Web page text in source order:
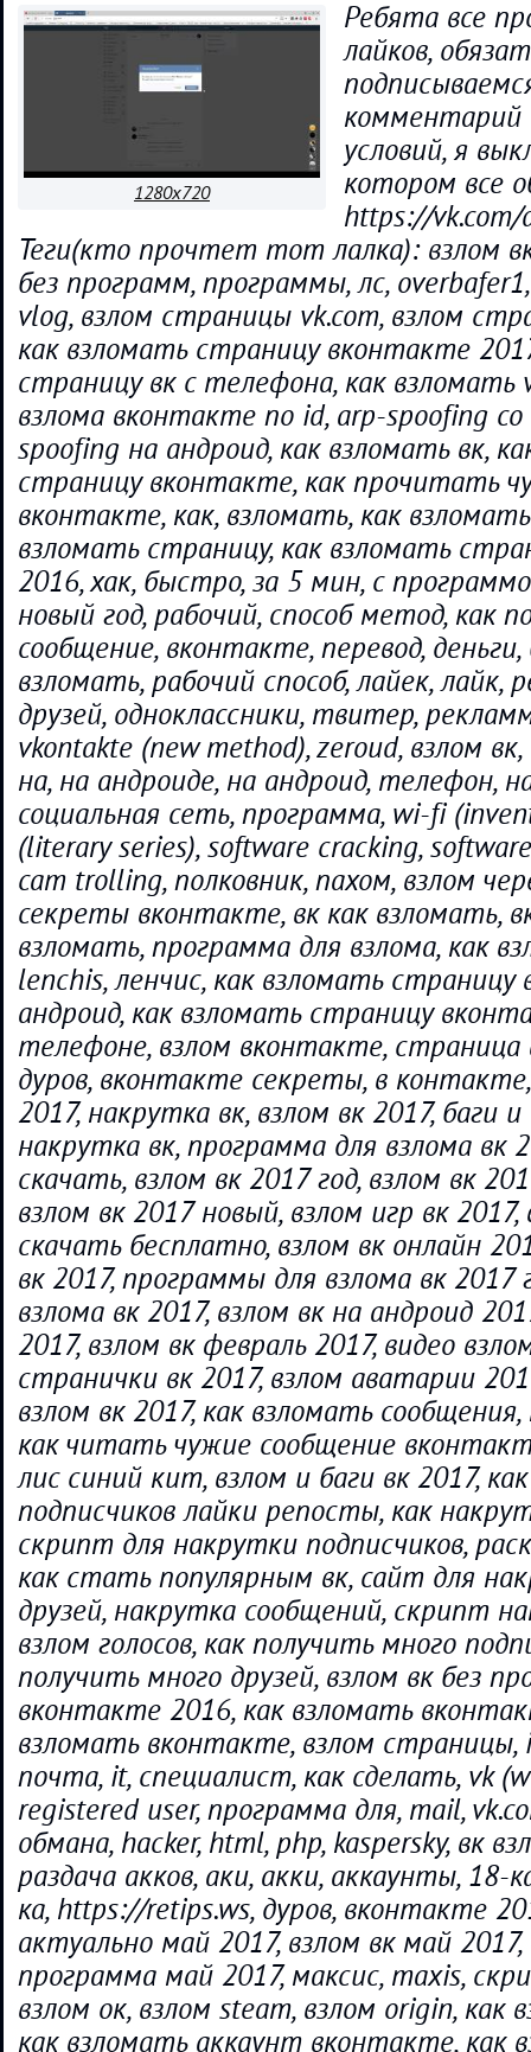
1280x720
Ребята все
лайков,
условий, я
котором все
https://vk.com/
Теги(кто прочтет тот лалка): взлом вк,
без программ, программы, лс, overbafer1,
vlog, взлом страницы vk.com, взлом
как взломать страницу вконтакте
страницу вк с телефона, как взломать
взлома вконтакте по id, arp-spoofing
spoofing на андроид, как взломать вк,
страницу вконтакте, как прочитать
вконтакте, как, взломать, как
взломать страницу, как взломать
2016, хак, быстро, за 5 мин, с
новый год, рабочий, способ метод, как
сообщение, вконтакте, перевод,
взломать, рабочий способ, лайек, лайк,
друзей, одноклассники, твитер,
vkontakte (new method), zeroud, взлом
на, на андроиде, на андроид, телефон,
социальная сеть, программа, wi-fi
(literary series), software cracking,
cam trolling, полковник, пахом, взлом
секреты вконтакте, вк как взломать,
взломать, программа для взлома, как
lenchis, ленчис, как взломать
андроид, как взломать страницу
телефоне, взлом вконтакте, страница
дуров, вконтакте секреты, в
2017, накрутка вк, взлом вк 2017, баги
накрутка вк, программа для взлома вк
скачать, взлом вк 2017 год, взлом вк
взлом вк 2017 новый, взлом игр вк 2017,
скачать бесплатно, взлом вк онлайн
вк 2017, программы для взлома вк 2017
взлома вк 2017, взлом вк на андроид
2017, взлом вк февраль 2017, видео
странички вк 2017, взлом аватарии
взлом вк 2017, как взломать
как читать чужие сообщение
лис синий кит, взлом и баги вк 2017,
подписчиков лайки репосты, как
скрипт для накрутки подписчиков,
как стать популярным вк, сайт для
друзей, накрутка сообщений, скрипт
взлом голосов, как получить много
получить много друзей, взлом вк без
вконтакте 2016, как взломать
взломать вконтакте, взлом страницы,
почта, it, специалист, как сделать, vk
registered user, программа для, mail,
обмана, hacker, html, php, kaspersky, вк
раздача акков, аки, акки, аккаунты, 18-
ка, https://retips.ws, дуров, вконтакте
актуально май 2017, взлом вк май 2017,
программа май 2017, максис, maxis,
взлом ок, взлом steam, взлом origin, как
как взломать аккаунт вконтакте, как